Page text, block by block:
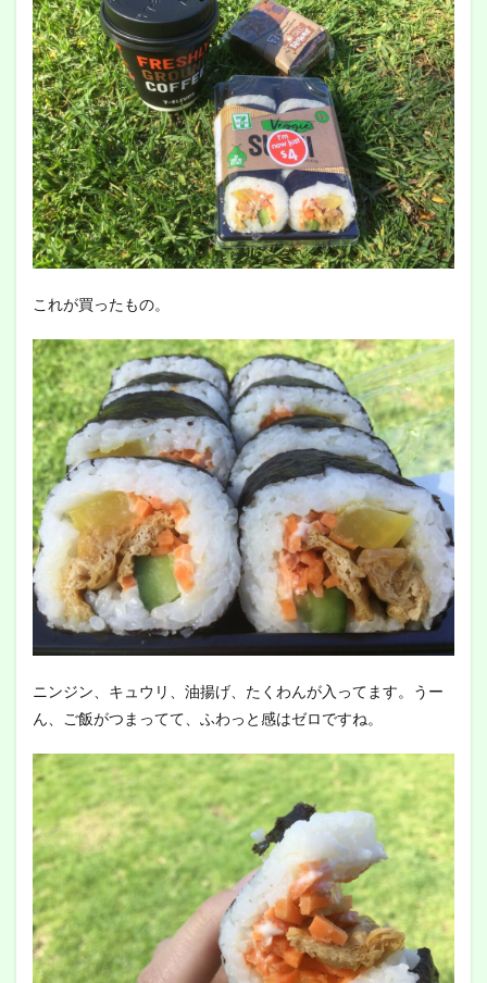
これが買ったもの。
ニンジン、キュウリ、油揚げ、たくわんが入ってます。うー
ん、ご飯がつまってて、ふわっと感はゼロですね。